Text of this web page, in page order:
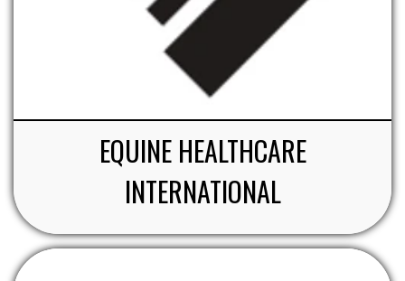
EQUINE HEALTHCARE
INTERNATIONAL